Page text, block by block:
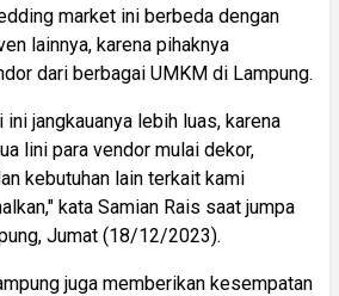
market ini berbeda dengan
lainnya, karena pihaknya
dari berbagai UMKM di Lampung.
jangkauanya lebih luas, karena
lini para vendor mulai dekor,
kebutuhan lain terkait kami
kata Samian Rais saat jumpa
Jumat (18/12/2023).
juga memberikan kesempatan